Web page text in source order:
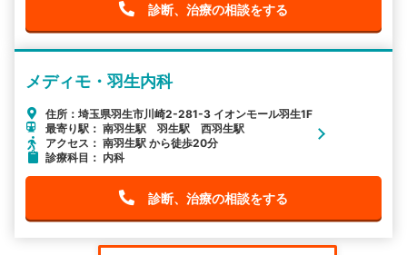
診断、治療の相談をする
メディモ・羽生内科
住所：埼玉県羽生市川崎2-281-3 イオンモール羽生1F
最寄り駅： 南羽生駅 羽生駅 西羽生駅
アクセス： 南羽生駅 から徒歩20分
診療科目： 内科
診断、治療の相談をする